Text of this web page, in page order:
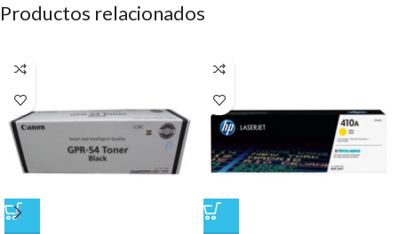
Productos relacionados